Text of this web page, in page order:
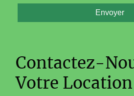
Envoyer
Contactez-
Votre